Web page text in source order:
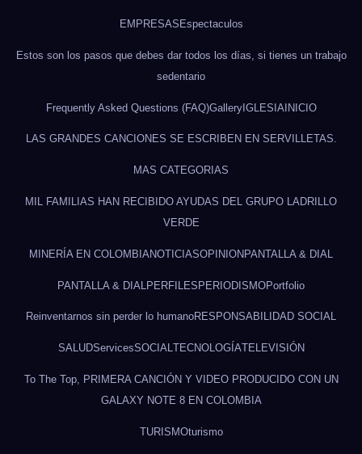
EMPRESAS Espectaculos
Estos son los pasos que debes dar todos los días, si tienes un trabajo
sedentario
Frequently Asked Questions (FAQ)GalleryIGLESIAINICIO
LAS GRANDES CANCIONES SE ESCRIBEN EN SERVILLETAS.
MAS CATEGORIAS
MIL FAMILIAS HAN RECIBIDO AYUDAS DEL GRUPO LADRILLO
VERDE
MINERÍA EN COLOMBIA NOTICIASOPINION PANTALLA & DIAL
PANTALLA & DIAL PERFILESPERIODISMOPortfolio
Reinventarnos sin perder lo humanoRESPONSABILIDAD SOCIAL
SALUDServicesSOCIALTECNOLOGÍATELEVISIÓN
To The Top, PRIMERA CANCIÓN Y VIDEO PRODUCIDO CON UN
GALAXY NOTE 8 EN COLOMBIA
TURISMOturismo